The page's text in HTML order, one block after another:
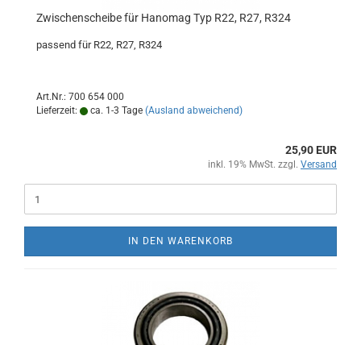
Zwischenscheibe für Hanomag Typ R22, R27, R324
passend für R22, R27, R324
Art.Nr.: 700 654 000
Lieferzeit:
ca. 1-3 Tage (Ausland abweichend)
25,90 EUR
inkl. 19% MwSt. zzgl. Versand
IN DEN WARENKORB